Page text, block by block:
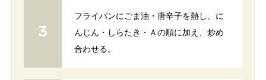
フライパンにごま油・唐辛子を熱し、に
んじん・しらたき・Ａの順に加え、炒め
合わせる。